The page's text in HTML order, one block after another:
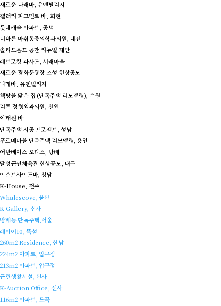
새로운 나래바, 유엔빌리지
갤러리 피그먼트 바, 회현
롯데캐슬 아파트, 공덕
더바른 마취통증의학과의원, 대전
솔리드옴므 공간 리뉴얼 제안
레트로킷 파사드, 서래마을
새로운 광화문광장 조성 현상공모
나래바, 유엔빌리지
책방을 닮은 집 (단독주택 리모델링), 수원
리튼 정형외과의원, 천안
이태원 바
단독주택 시공 프로젝트, 성남
푸르메마을 단독주택 리모델링, 용인
어반베이스 오피스, 방배
달성군민체육관 현상공모, 대구
이스트사이드바, 청담
K-House, 전주
Whalescove, 울산
K Gallery, 신사
방배동 단독주택,서울
레이어10, 뚝섬
260m2 Residence, 한남
224m2 아파트, 압구정
213m2 아파트, 압구정
근린생활시설, 신사
K-Auction Office, 신사
116m2 아파트, 도곡